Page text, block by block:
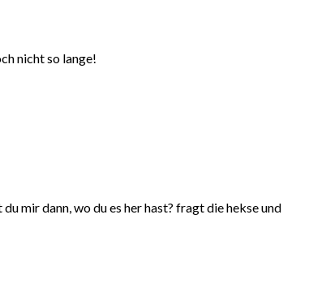
nicht so lange!
mir dann, wo du es her hast? fragt die hekse und